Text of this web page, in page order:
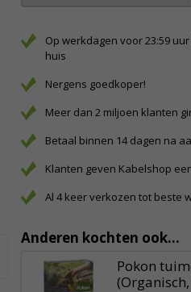
Op werkdagen voor 23:59
huis
Nergens goedkoper!
Meer dan 2 miljoen klanten
Betaal binnen 14 dagen na
Klanten geven Kabelshop
Al 4 keer verkozen tot beste
Anderen kochten ook...
Pokon